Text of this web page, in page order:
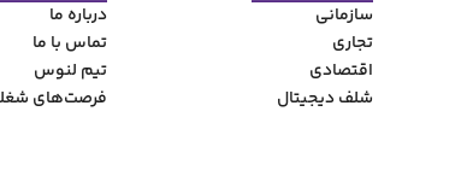
سازمانی
تجاری
اقتصادی
شلف دیجیتال
درباره ما
تماس با ما
تیم لنوس
فرصت‌های